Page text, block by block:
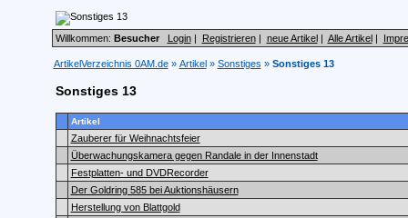
Willkommen: Besucher Login| Registrieren| neue Artikel| Alle Artikel|
ArtikelVerzeichnis 0AM.de» Artikel» Sonstiges » Sonstiges 13
Sonstiges 13
Artikel
Zauberer für Weihnachtsfeier
Überwachungskamera gegen Randale in der Innenstadt
Festplatten- und DVDRecorder
Der Goldring 585 bei Auktionshäusern
Herstellung von Blattgold